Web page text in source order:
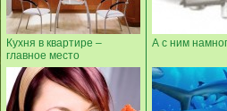
Кухня в квартире –
главное место
А с ним